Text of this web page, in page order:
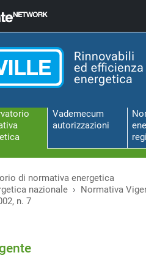
Vademecum
autorizzazioni
di normativa energetica
nazionale
Normativa
n. 7